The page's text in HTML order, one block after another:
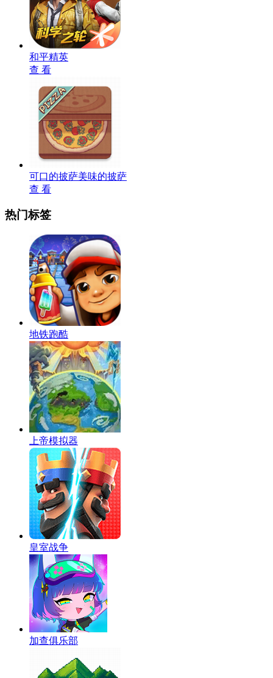
和平精英
查 看
可口的披萨美味的披萨
查 看
热门标签
地铁跑酷
上帝模拟器
皇室战争
加查俱乐部